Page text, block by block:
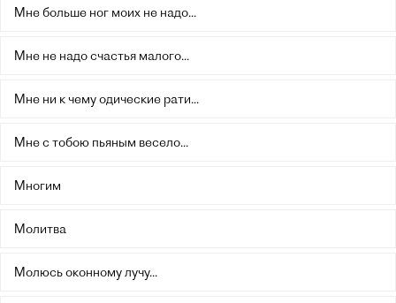
Мне больше ног моих не надо...
Мне не надо счастья малого...
Мне ни к чему одические рати...
Мне с тобою пьяным весело...
Многим
Молитва
Молюсь оконному лучу...